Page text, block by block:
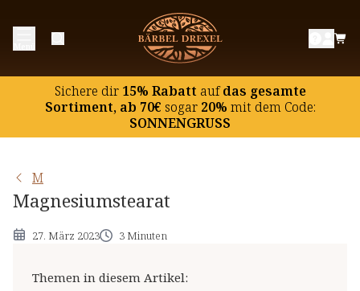
Sichere dir15% Rabatt aufdas gesamte
Sortiment, ab 70€ sogar20% mit dem Code:
SONNENGRUSS
M
Magnesiumstearat
27. März 2023 3 Minuten
Themen in diesem Artikel:
Was ist Magnesiumstearat?
Die Bestandteile von Magnesiumstearat
Die Kritik an Magnesiumstearat